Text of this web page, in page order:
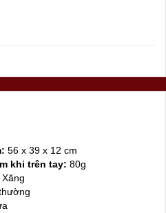
56 x 39 x 12 cm
khi trên tay: 80g
Xăng